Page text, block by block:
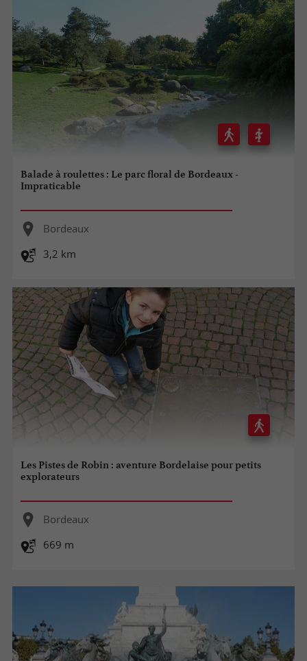
Balade à roulettes : Le parc floral de Bordeaux -
Impraticable
Bordeaux
3,2 km
Les Pistes de Robin : aventure Bordelaise pour petits
explorateurs
Bordeaux
669 m